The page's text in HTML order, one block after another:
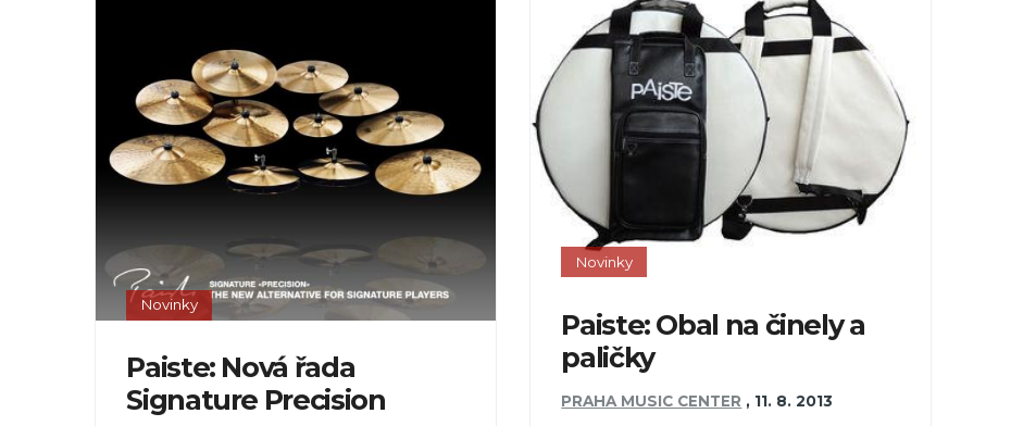
Novinky
Paiste: Nová řada
Signature Precision
Novinky
Paiste: Obal na činely a
paličky
PRAHA MUSIC CENTER , 11. 8. 2013